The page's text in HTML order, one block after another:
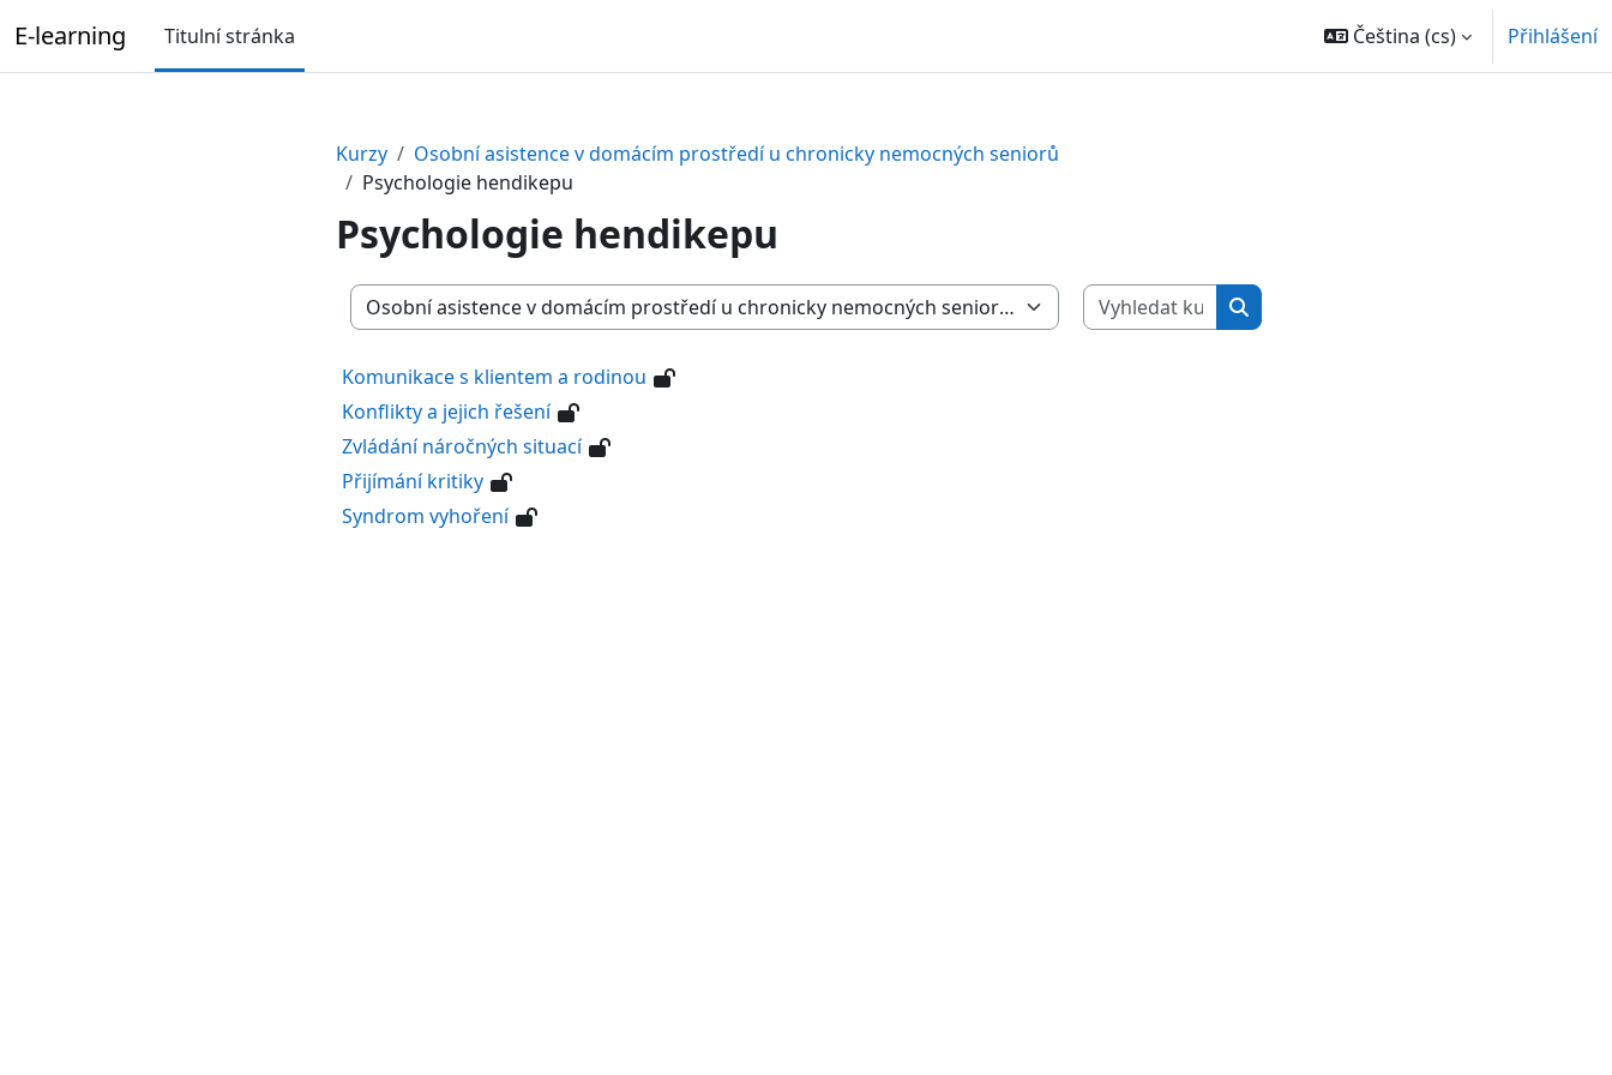
E-learning Titulní stránka Čeština ‎(cs)‎ Přihlášení
Kurzy
Osobní asistence v domácím prostředí u chronicky nemocných seniorů
Psychologie hendikepu
Psychologie hendikepu
Kategorie kurzů
Vyhledat kurzy
Vyhledat kurzy
Komunikace s klientem a rodinou
Konflikty a jejich řešení
Zvládání náročných situací
Přijímání kritiky
Syndrom vyhoření